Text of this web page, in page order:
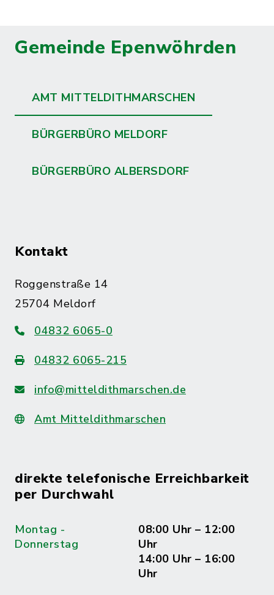
Gemeinde Epenwöhrden
AMT MITTELDITHMARSCHEN
BÜRGERBÜRO MELDORF
BÜRGERBÜRO ALBERSDORF
Kontakt
Roggenstraße 14
25704 Meldorf
04832 6065-0
04832 6065-215
info@mitteldithmarschen.de
Amt Mitteldithmarschen
direkte telefonische Erreichbarkeit
per Durchwahl
Montag -
Donnerstag
08:00 Uhr – 12:00
Uhr
14:00 Uhr – 16:00
Uhr